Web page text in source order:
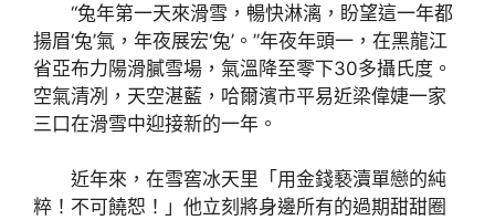
“兔年第一天來滑雪，暢快淋漓，盼望這一年都
揚眉‘兔’氣，年夜展宏‘兔’。”年夜年頭一，在黑龍江
省亞布力陽滑膩雪場，氣溫降至零下30多攝氏度。
空氣清冽，天空湛藍，哈爾濱市平易近梁偉婕一家
三口在滑雪中迎接新的一年。
近年來，在雪窖冰天里「用金錢褻瀆單戀的純
粹！不可饒恕！」他立刻將身邊所有的過期甜甜圈